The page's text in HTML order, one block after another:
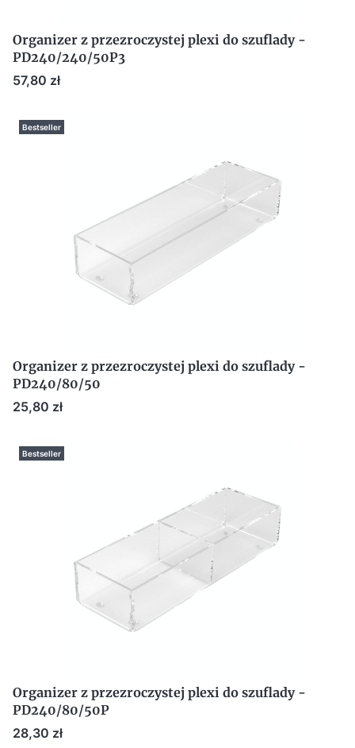
Organizer z przezroczystej plexi do szuflady -
PD240/240/50P3
Cena
57,80 zł
Bestseller
Organizer z przezroczystej plexi do szuflady -
PD240/80/50
Cena
25,80 zł
Bestseller
Organizer z przezroczystej plexi do szuflady -
PD240/80/50P
Cena
28,30 zł